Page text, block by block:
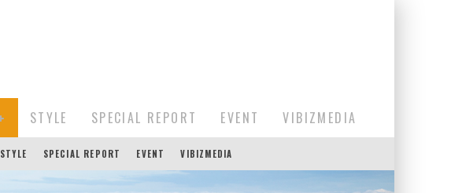
STYLE SPECIAL REPORT EVENT VIBIZMEDIA
STYLE SPECIAL REPORT EVENT VIBIZMEDIA